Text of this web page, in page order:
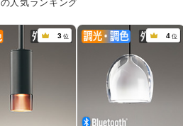
人気ランキング
3 位 4 位